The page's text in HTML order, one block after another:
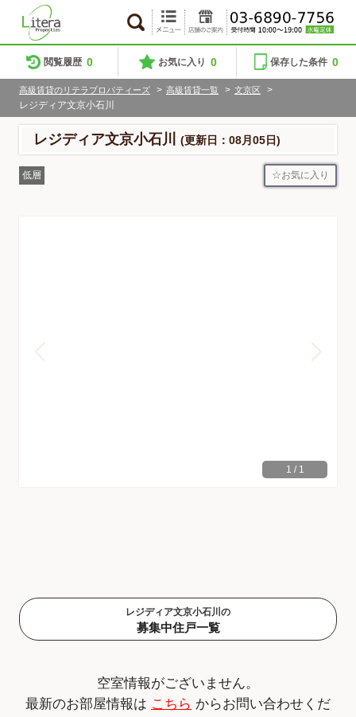
閲覧履歴 0 お気に入り 0 保存した条件 0
高級賃貸のリテラプロパティーズ > 高級賃貸一覧 > 文京区
>
レジディア文京小石川
レジディア文京小石川 (更新日：08月05日)
低層 お気に入り
1 / 1
レジディア文京小石川の
募集中住戸一覧
空室情報がございません。
最新のお部屋情報は こちら からお問い合わせくだ